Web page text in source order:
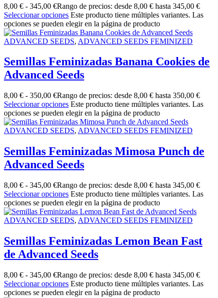
8,00 € - 345,00 €Rango de precios: desde 8,00 € hasta 345,00 €
Seleccionar opciones Este producto tiene múltiples variantes. Las
opciones se pueden elegir en la página de producto
ADVANCED SEEDS, ADVANCED SEEDS FEMINIZED
Semillas Feminizadas Banana Cookies de
Advanced Seeds
8,00 € - 350,00 €Rango de precios: desde 8,00 € hasta 350,00 €
Seleccionar opciones Este producto tiene múltiples variantes. Las
opciones se pueden elegir en la página de producto
ADVANCED SEEDS, ADVANCED SEEDS FEMINIZED
Semillas Feminizadas Mimosa Punch de
Advanced Seeds
8,00 € - 345,00 €Rango de precios: desde 8,00 € hasta 345,00 €
Seleccionar opciones Este producto tiene múltiples variantes. Las
opciones se pueden elegir en la página de producto
ADVANCED SEEDS, ADVANCED SEEDS FEMINIZED
Semillas Feminizadas Lemon Bean Fast
de Advanced Seeds
8,00 € - 345,00 €Rango de precios: desde 8,00 € hasta 345,00 €
Seleccionar opciones Este producto tiene múltiples variantes. Las
opciones se pueden elegir en la página de producto